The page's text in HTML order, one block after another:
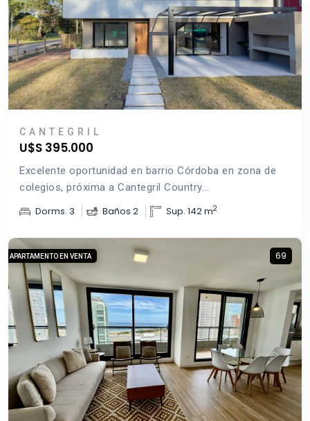
CANTEGRIL
U$S 395.000
Excelente oportunidad en barrio Córdoba en zona de
colegios, próxima a Cantegril Country...
Dorms. 3 Baños 2 Sup. 142 m2
APARTAMENTO EN VENTA 69